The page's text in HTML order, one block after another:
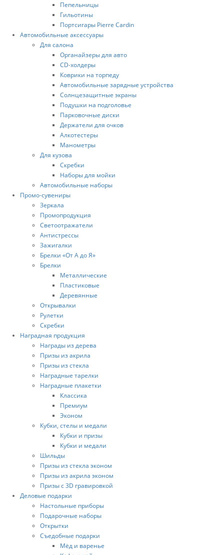
Пепельницы
Гильотины
Портсигары Pierre Cardin
Автомобильные аксессуары
Для салона
Органайзеры для авто
CD-холдеры
Коврики на торпеду
Автомобильные зарядные устройства
Солнцезащитные экраны
Подушки на подголовье
Парковочные диски
Держатели для очков
Алкотестеры
Манометры
Для кузова
Скребки
Наборы для мойки
Автомобильные наборы
Промо-сувениры
Зеркала
Промопродукция
Светоотражатели
Антистрессы
Зажигалки
Брелки «От А до Я»
Брелки
Металлические
Пластиковые
Деревянные
Открывалки
Рулетки
Скребки
Наградная продукция
Награды из дерева
Призы из акрила
Призы из стекла
Наградные тарелки
Наградные плакетки
Классика
Премиум
Эконом
Кубки, стелы и медали
Кубки и призы
Кубки и медали
Шильды
Призы из стекла эконом
Призы из акрила эконом
Призы с 3D гравировкой
Деловые подарки
Настольные приборы
Подарочные наборы
Открытки
Съедобные подарки
Мёд и варенье